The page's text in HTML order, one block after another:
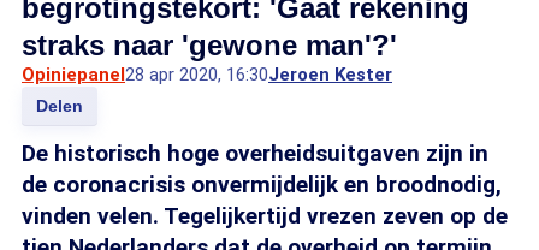
begrotingstekort: 'Gaat rekening
straks naar 'gewone man'?'
Opiniepanel28 apr 2020, 16:30Jeroen Kester
Delen
De historisch hoge overheidsuitgaven zijn in
de coronacrisis onvermijdelijk en broodnodig,
vinden velen. Tegelijkertijd vrezen zeven op de